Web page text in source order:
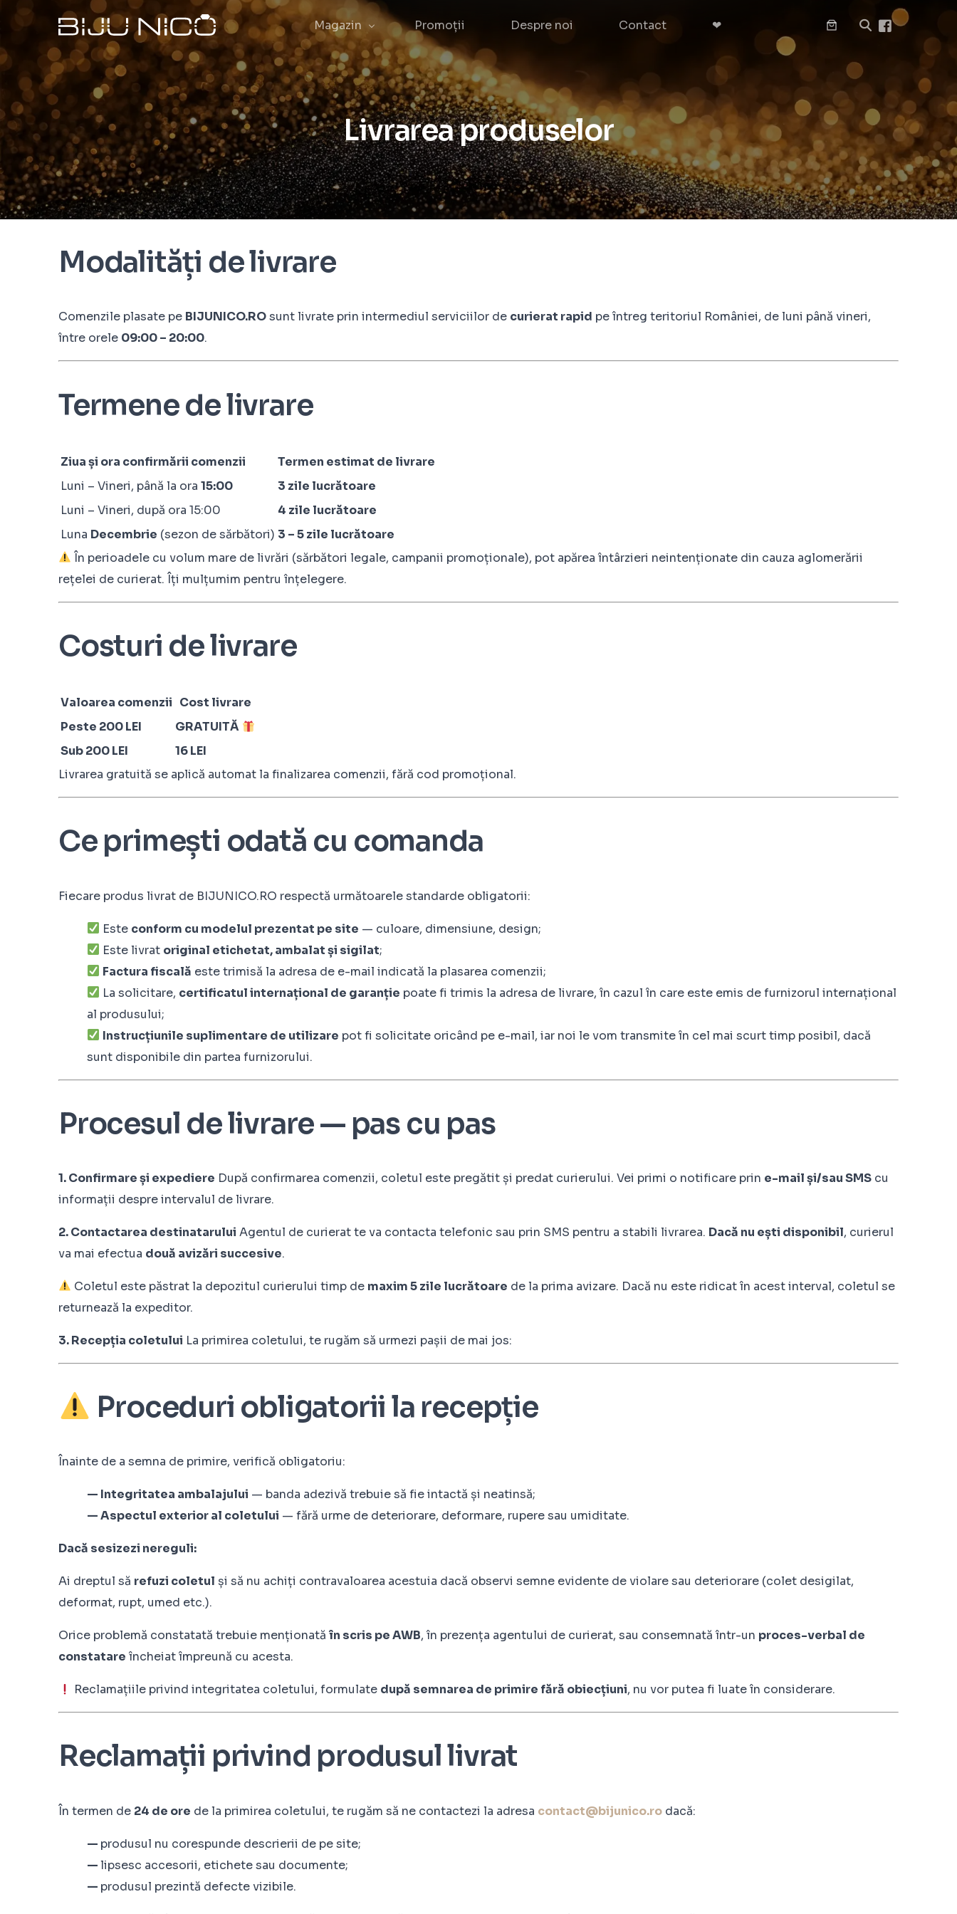
Magazin
Verighete
Inele
Cercei
Lănțișoare
Brățări
Ceasuri
Promoții Despre noi Contact ❤︎
Livrarea produselor
Modalități de livrare
Comenzile plasate pe BIJUNICO.ROsunt livrate prin intermediul serviciilor de curierat rapid pe întreg teritoriul României, de luni până vineri,
între orele 09:00 – 20:00.
Termene de livrare
Ziua și ora confirmării comenzii
Termen estimat de livrare
Luni – Vineri, până la ora 15:00
3 zile lucrătoare
Luni – Vineri, după ora 15:00
4 zile lucrătoare
Luna Decembrie (sezon de sărbători) 3 – 5 zile lucrătoare
În perioadele cu volum mare de livrări (sărbători legale, campanii promoționale), pot apărea întârzieri neintenționate din cauza aglomerării
rețelei de curierat. Îți mulțumim pentru înțelegere.
Costuri de livrare
Valoarea comenzii Cost livrare
Peste 200 LEI
GRATUITĂ
Sub 200 LEI
16 LEI
Livrarea gratuită se aplică automat la finalizarea comenzii, fără cod promoțional.
Ce primești odată cu comanda
Fiecare produs livrat de BIJUNICO.RO respectă următoarele standarde obligatorii:
Este conform cu modelul prezentat pe site — culoare, dimensiune, design;
Este livrat original etichetat, ambalat și sigilat;
Factura fiscală este trimisă la adresa de e-mail indicată la plasarea comenzii;
La solicitare, certificatul internațional de garanție poate fi trimis la adresa de livrare, în cazul în care este emis de furnizorul internațional
al produsului;
Instrucțiunile suplimentare de utilizare pot fi solicitate oricând pe e-mail, iar noi le vom transmite în cel mai scurt timp posibil, dacă
sunt disponibile din partea furnizorului.
Procesul de livrare — pas cu pas
1. Confirmare și expediere După confirmarea comenzii, coletul este pregătit și predat curierului. Vei primi o notificare prin e-mail și/sau SMS cu
informații despre intervalul de livrare.
2. Contactarea destinatarului Agentul de curierat te va contacta telefonic sau prin SMS pentru a stabili livrarea. Dacă nu ești disponibil, curierul
va mai efectua două avizări succesive.
Coletul este păstrat la depozitul curierului timp de maxim 5 zile lucrătoare de la prima avizare. Dacă nu este ridicat în acest interval, coletul se
returnează la expeditor.
3. Recepția coletului La primirea coletului, te rugăm să urmezi pașii de mai jos:
Proceduri obligatorii la recepție
Înainte de a semna de primire, verifică obligatoriu:
— Integritatea ambalajului — banda adezivă trebuie să fie intactă și neatinsă;
— Aspectul exterior al coletului — fără urme de deteriorare, deformare, rupere sau umiditate.
Dacă sesizezi nereguli:
Ai dreptul să refuzi coletul și să nu achiți contravaloarea acestuia dacă observi semne evidente de violare sau deteriorare (colet desigilat,
deformat, rupt, umed etc.).
Orice problemă constatată trebuie menționată în scris pe AWB, în prezența agentului de curierat, sau consemnată într-un proces-verbal de
constatareîncheiat împreună cu acesta.
Reclamațiile privind integritatea coletului, formulate după semnarea de primire fără obiecțiuni, nu vor putea fi luate în considerare.
Reclamații privind produsul livrat
În termen de 24 de ore de la primirea coletului, te rugăm să ne contactezi la adresa contact@bijunico.ro dacă:
— produsul nu corespunde descrierii de pe site;
—lipsesc accesorii, etichete sau documente;
— produsul prezintă defecte vizibile.